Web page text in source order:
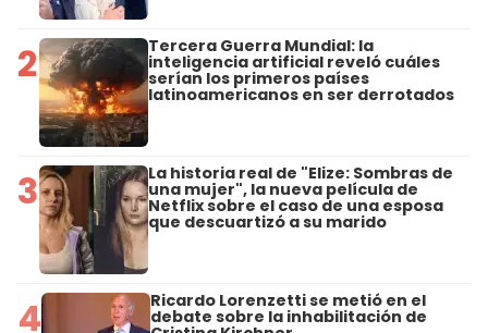
2 Tercera Guerra Mundial: la
inteligencia artificial reveló cuáles
serían los primeros países
latinoamericanos en ser derrotados
3 La historia real de "Elize: Sombras de
una mujer", la nueva película de
Netflix sobre el caso de una esposa
que descuartizó a su marido
4 Ricardo Lorenzetti se metió en el
debate sobre la inhabilitación de